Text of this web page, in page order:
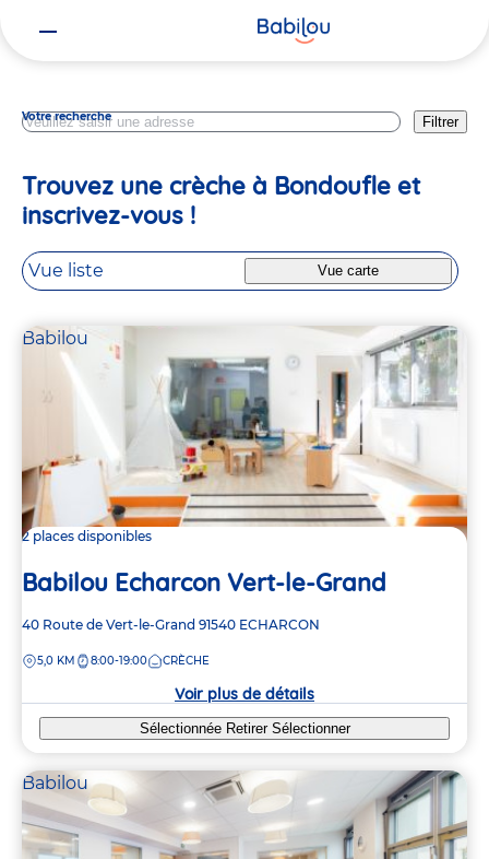
Votre recherche Filtrer
Trouvez une crèche à Bondoufle et
inscrivez-vous !
Vue liste Vue carte
Babilou
2 places disponibles
Babilou Echarcon Vert-le-Grand
Adresse
la
40 Route de Vert-le-Grand 91540 ECHARCON
DISTANCE
5,0 KM 8:00-19:00 CRÈCHE
Voir plus de détails
Sélectionnée Retirer Sélectionner
Babilou